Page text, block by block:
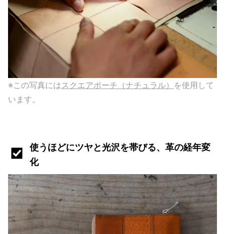
※この写真にはスクエアポーチ（ナチュラル） を使用して
います。
使うほどにツヤと光沢を帯びる、革の経年変
化